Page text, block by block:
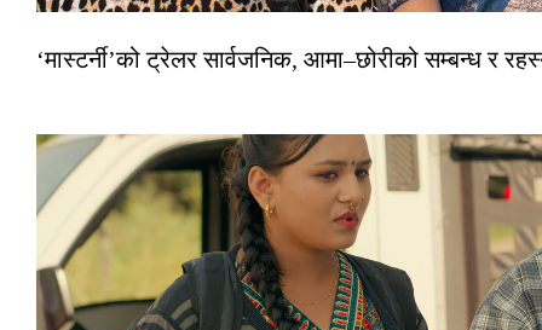
‘मास्टर्नी’को ट्रेलर सार्वजनिक, आमा–छोरीको सम्बन्ध र